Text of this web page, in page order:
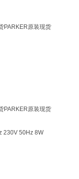
原装现货
原装现货
50Hz 8W